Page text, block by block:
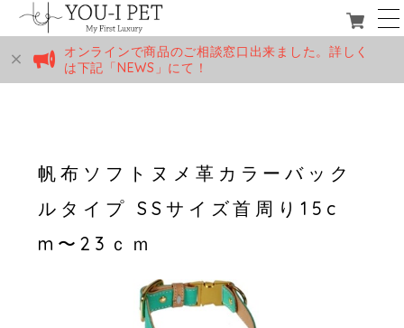
オンラインで商品のご相談窓口出来ました。詳しく
は下記「NEWS」にて！
帆布ソフトヌメ革カラーバック
ルタイプ SSサイズ首周り15c
m〜23ｃｍ